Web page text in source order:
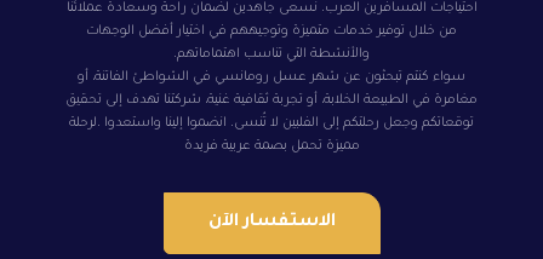
احتياجات المسافرين العرب. نسعى جاهدين لضمان راحة وسعادة عملائنا
من خلال توفير خدمات متميزة وتوجيههم في اختيار أفضل الوجهات
والأنشطة التي تناسب اهتماماتهم.
سواء كنتم تبحثون عن شهر عسل رومانسي في الشواطئ الفاتنة، أو
مغامرة في الطبيعة الخلابة، أو تجربة ثقافية غنية، شركتنا تهدف إلى تحقيق
توقعاتكم وجعل رحلتكم إلى الفلبين لا تُنسى. انضموا إلينا واستعدوا .لرحلة
مميزة تحمل بصمة عربية فريدة
الاستفسار الآن